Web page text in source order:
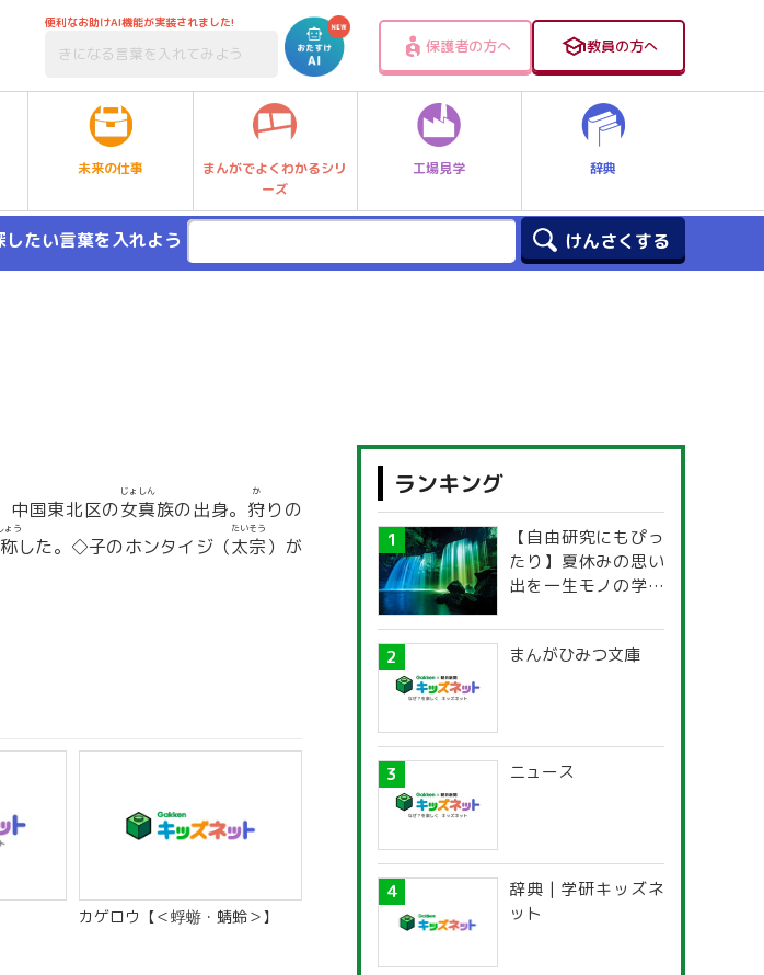
便利なお助けAI機能が実装されました!
保護者の方へ 教員の方へ
未来の仕事
まんがでよくわかるシリ
ーズ
工場見学 辞典
したい言葉を入れよう
中国東北区の女真
じょしん
族の出身。 狩
か
りの
称
ょう
した。◇子のホンタイジ（太宗
たいそう
）が
カゲロウ【＜蜉蝣・蜻蛉＞】
ランキング
【自由研究にもぴっ
たり】夏休みの思い
出を一生モノの学び
探究ガイド
まんがひみつ文庫
ニュース
辞典 | 学研キッズネ
ット